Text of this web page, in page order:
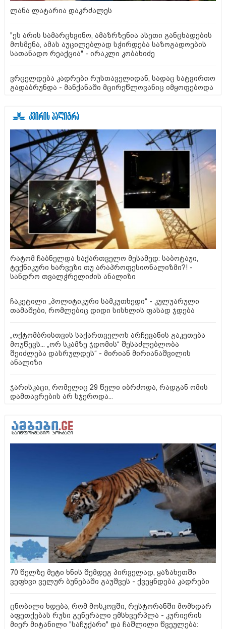
ლანა ლატარია დაკრძალეს
"ეს არის სამარცხვინო, ამაზრზენია ასეთი განცხადების
მოსმენა, ამას აუცილებლად სჭირდება საზოგადოების
სათანადო რეაქცია" - ირაკლი კობახიძე
ვრცელდება კადრები რუსთაველიდან, სადაც სატვირთო
გადაბრუნდა - მანქანაში მცირეწლოვანიც იმყოფებოდა
რატომ ჩაბნელდა საქართველო მესამედ: საბოტაჟი,
ტექნიკური ხარვეზი თუ არაპროფესიონალიზმი?! -
სანდრო თვალჭრელიძის ანალიზი
ჩაკეტილი „პოლიტიკური სამკუთხედი“ - კულუარული
თამაშები, რომლებიც დიდი სისხლის ფასად ჯდება
„ოქტომბრისთვის საქართველოს არჩევანის გაკეთება
მოუწევს... „ორ სკამზე ჯდომის“ შესაძლებლობა
შეიძლება დასრულდეს“ - მირიან მირიანაშვილის
ანალიზი
ჯარისკაცი, რომელიც 29 წელი იბრძოდა, რადგან ომის
დამთავრების არ სჯეროდა...
70 წელზე მეტი ხნის შემდეგ პირველად, ყაზახეთში
ვეფხვი ველურ ბუნებაში გაუშვეს - ქვეყნდება კადრები
ცნობილი ხდება, რომ მოსკოვში, რესტორანში მომხდარ
აფეთქებას რუსი გენერალი ემსხვერპლა - კურიერის
მიერ მიტანილი "საჩუქარი" და ჩაშლილი წვეულება: